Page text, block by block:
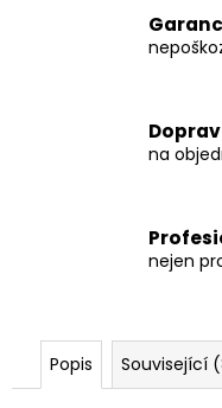
na
nejen
Popis Související